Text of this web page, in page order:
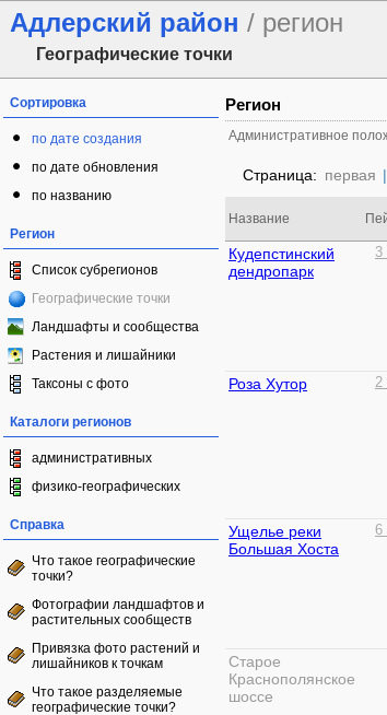
Адлерский район / регион
Географические точки
Сортировка
по дате создания
по дате обновления
по названию
Регион
Список субрегионов
Географические точки
Ландшафты и сообщества
Растения и лишайники
Таксоны с фото
Каталоги регионов
административных
физико-географических
Справка
Что такое географические
точки?
Фотографии ландшафтов и
растительных сообществ
Привязка фото растений и
лишайников к точкам
Что такое разделяемые
географические точки?
Регион
Административное
Страница: первая |
Название
Кудепстинский
дендропарк
3
Роза Хутор 2
Ущелье реки
Большая Хоста
6
Старое
Краснополянское
шоссе